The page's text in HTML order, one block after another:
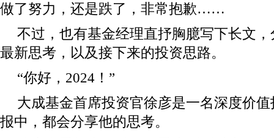
做了努力，还是跌了，非常抱歉……
不过，也有基金经理直抒胸臆写下长文
最新思考，以及接下来的投资思路。
“你好，2024！”
大成基金首席投资官徐彦是一名深度价
报中，都会分享他的思考。